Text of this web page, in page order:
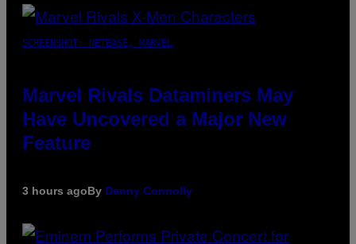
SCREENSHOT: NETEASE, MARVEL
Marvel Rivals Dataminers May
Have Uncovered a Major New
Feature
3 hours agoBy Denny Connolly